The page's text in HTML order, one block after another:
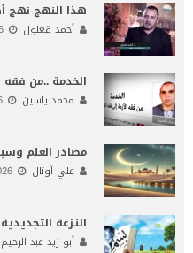
هذا النهج نهج
أحمد قعلول
الخدمة ..من فقه
محمد ياسين
مصادر العلم
علي أونال
النـزعة
أبو زيد عبد الرحيم